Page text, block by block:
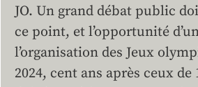
JO. Un grand débat public
ce point, et l’opportunité
l’organisation des Jeux
2024, cent ans après ceux de